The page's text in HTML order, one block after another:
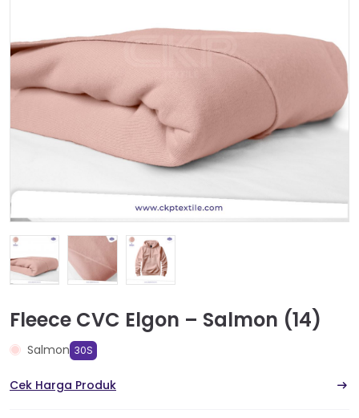
Fleece CVC Elgon – Salmon (14)
Salmon 30S
Cek Harga Produk